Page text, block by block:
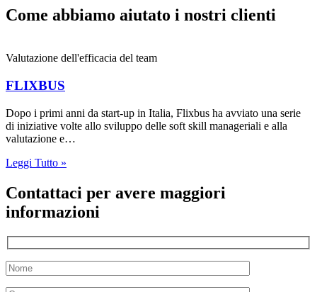
Come abbiamo aiutato i nostri clienti
Valutazione dell'efficacia del team
FLIXBUS
Dopo i primi anni da start-up in Italia, Flixbus ha avviato una serie
di iniziative volte allo sviluppo delle soft skill manageriali e alla
valutazione e…
Leggi Tutto »
Contattaci per avere maggiori
informazioni